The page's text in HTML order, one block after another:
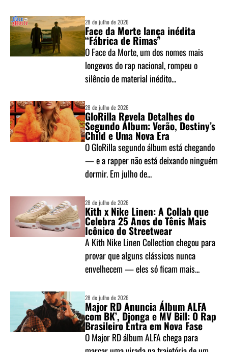
28 de julho de 2026
Face da Morte lança inédita
“Fábrica de Rimas”
O Face da Morte, um dos nomes mais
longevos do rap nacional, rompeu o
silêncio de material inédito...
28 de julho de 2026
GloRilla Revela Detalhes do
Segundo Álbum: Verão, Destiny’s
Child e Uma Nova Era
O GloRilla segundo álbum está chegando
— e a rapper não está deixando ninguém
dormir. Em julho de...
28 de julho de 2026
Kith x Nike Linen: A Collab que
Celebra 25 Anos do Tênis Mais
Icônico do Streetwear
A Kith Nike Linen Collection chegou para
provar que alguns clássicos nunca
envelhecem — eles só ficam mais...
28 de julho de 2026
Major RD Anuncia Álbum ALFA
com BK’, Djonga e MV Bill: O Rap
Brasileiro Entra em Nova Fase
O Major RD álbum ALFA chega para